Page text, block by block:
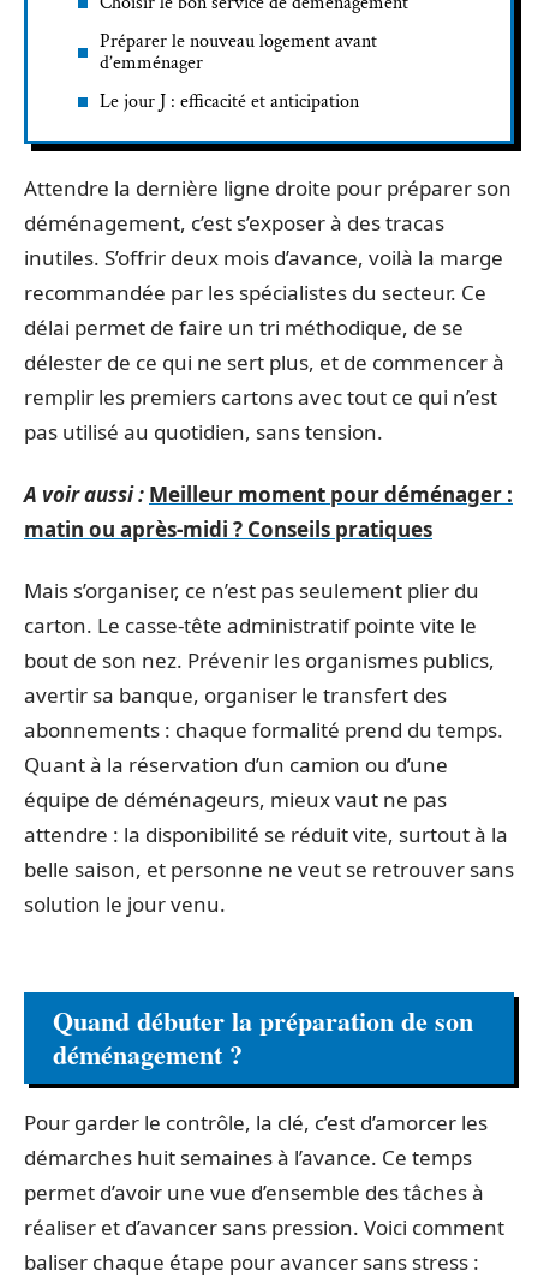
Préparer le nouveau logement avant
d’emménager
Le jour J : efficacité et anticipation
Attendre la dernière ligne droite pour préparer son
déménagement, c’est s’exposer à des tracas
inutiles. S’offrir deux mois d’avance, voilà la marge
recommandée par les spécialistes du secteur. Ce
délai permet de faire un tri méthodique, de se
délester de ce qui ne sert plus, et de commencer à
remplir les premiers cartons avec tout ce qui n’est
pas utilisé au quotidien, sans tension.
A voir aussi : Meilleur moment pour déménager :
matin ou après-midi ? Conseils pratiques
Mais s’organiser, ce n’est pas seulement plier du
carton. Le casse-tête administratif pointe vite le
bout de son nez. Prévenir les organismes publics,
avertir sa banque, organiser le transfert des
abonnements : chaque formalité prend du temps.
Quant à la réservation d’un camion ou d’une
équipe de déménageurs, mieux vaut ne pas
attendre : la disponibilité se réduit vite, surtout à la
belle saison, et personne ne veut se retrouver sans
solution le jour venu.
Quand débuter la préparation de son
déménagement ?
Pour garder le contrôle, la clé, c’est d’amorcer les
démarches huit semaines à l’avance. Ce temps
permet d’avoir une vue d’ensemble des tâches à
réaliser et d’avancer sans pression. Voici comment
baliser chaque étape pour avancer sans stress :